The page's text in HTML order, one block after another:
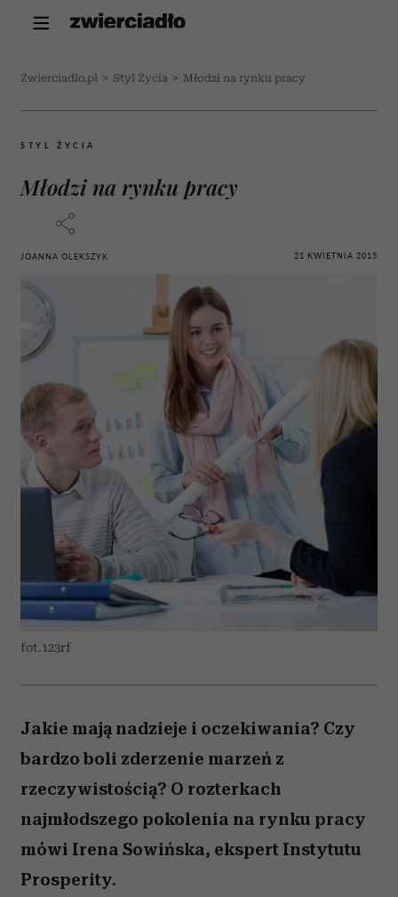
Zwierciadlo.pl > Styl Życia > Młodzi na rynku pracy
STYL ŻYCIA
Młodzi na rynku pracy
JOANNA OLEKSZYK 21 KWIETNIA 2015
fot.123rf
Jakie mają nadzieje i oczekiwania? Czy
bardzo boli zderzenie marzeń z
rzeczywistością? O rozterkach
najmłodszego pokolenia na rynku pracy
mówi Irena Sowińska, ekspert Instytutu
Prosperity.